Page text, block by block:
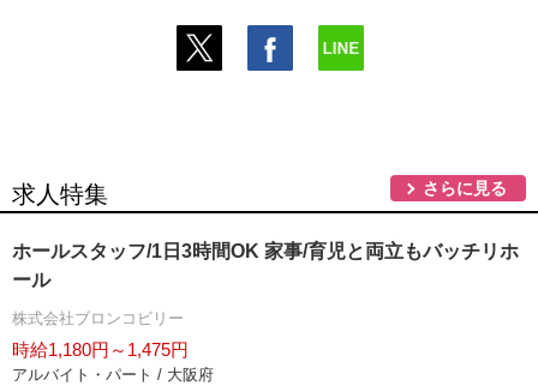
求人特集 さらに見る
ホールスタッフ/1日3時間OK 家事/育児と両立もバッチリホ
ール
株式会社ブロンコビリー
時給1,180円～1,475円
アルバイト・パート / 大阪府